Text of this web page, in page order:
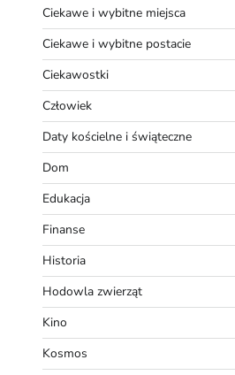
Ciekawe i wybitne miejsca
Ciekawe i wybitne postacie
Ciekawostki
Człowiek
Daty kościelne i świąteczne
Dom
Edukacja
Finanse
Historia
Hodowla zwierząt
Kino
Kosmos